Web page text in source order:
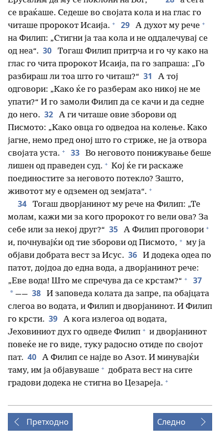
се враќаше. Седеше во својата кола и на глас го
читаше пророкот Исаија. + 29 А духот му рече +
на Филип: „Стигни ја таа кола и не оддалечувај се
од неа“. 30
Тогаш Филип притрча и го чу како на
глас го чита пророкот Исаија, па го запраша: „Го
разбираш ли тоа што го читаш?“ 31
А тој
одговори: „Како ќе го разберам ако никој не ме
упати?“ И го замоли Филип да се качи и да седне
до него. 32
А ги читаше овие зборови од
Писмото: „Како овца го одведоа на колење. Како
јагне, немо пред оној што го стриже, не ја отвора
својата уста. + 33
Во неговото понижување беше
лишен од праведен суд. + Кој ќе ги раскаже
поединостите за неговото потекло? Зашто,
животот му е одземен од земјата“. +
34
Тогаш дворјанинот му рече на Филип: „Те
молам, кажи ми за кого пророкот го вели ова? За
себе или за некој друг?“ 35 А Филип проговори +
и, почнувајќи од тие зборови од Писмото, + му ја
објави добрата вест за Исус. 36
И додека одеа по
патот, дојдоа до една вода, а дворјанинот рече:
„Еве вода! Што ме спречува да се крстам?“ + 37
* —— 38
И заповеда колата да запре, па обајцата
слегоа во водата, и Филип и дворјанинот. И Филип
го крсти. 39
А кога излегоа од водата,
Јеховиниот дух го одведе Филип + и дворјанинот
повеќе не го виде, туку радосно отиде по својот
пат. 40
А Филип се најде во Азот. И минувајќи
таму, им ја објавуваше + добрата вест на сите
градови додека не стигна во Цезареја. +
Претходно Следно